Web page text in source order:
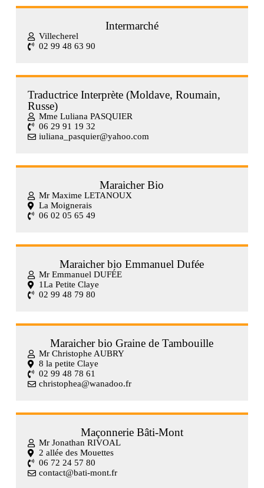
Intermarché
Villecherel
02 99 48 63 90
Traductrice Interprète (Moldave, Roumain,
Russe)
Mme Luliana PASQUIER
06 29 91 19 32
iuliana_pasquier@yahoo.com
Maraicher Bio
Mr Maxime LETANOUX
La Moignerais
06 02 05 65 49
Maraicher bio Emmanuel Dufée
Mr Emmanuel DUFÉE
1La Petite Claye
02 99 48 79 80
Maraicher bio Graine de Tambouille
Mr Christophe AUBRY
8 la petite Claye
02 99 48 78 61
christophea@wanadoo.fr
Maçonnerie Bâti-Mont
Mr Jonathan RIVOAL
2 allée des Mouettes
06 72 24 57 80
contact@bati-mont.fr